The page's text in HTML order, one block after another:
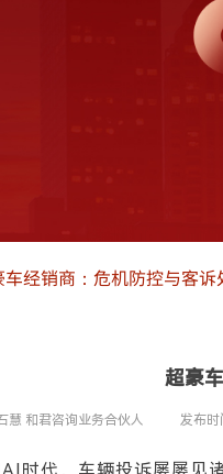
车经销商：危机防控与客
超豪
慧 和君咨询业务合伙人 发布时